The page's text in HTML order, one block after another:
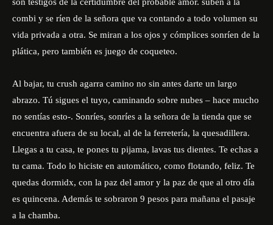
combi y se ríen de la señora que va contando a todo volumen su
vida privada a otra. Se miran a los ojos y cómplices sonríen de la
plática, pero también es juego de coqueteo.
Al bajar, tu crush agarra camino no sin antes darte un largo
abrazo. Tú sigues el tuyo, caminando sobre nubes – hace mucho
no sentías esto-. Sonríes, sonríes a la señora de la tienda que se
encuentra afuera de su local, al de la ferretería, la quesadillera.
Llegas a tu casa, te pones tu pijama, lavas tus dientes. Te echas a
tu cama. Todo lo hiciste en automático, como flotando, feliz. Te
quedas dormidx, con la paz del amor y la paz de que al otro día
es quincena. Además te sobraron 9 pesos para mañana el pasaje
a la chamba.